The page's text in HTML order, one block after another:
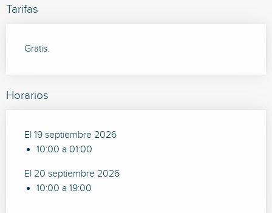
Tarifas
Gratis.
Horarios
El 19 septiembre 2026
10:00 a 01:00
El 20 septiembre 2026
10:00 a 19:00